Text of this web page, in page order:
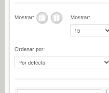
Espárragos (0)
Variedades (0)
Mostrar: Mostrar:
Ordenar por: